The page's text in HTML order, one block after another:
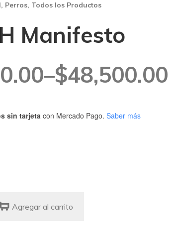
, Perros, Todos los Productos
Manifesto
–$48,500.00
sin tarjeta con Mercado Pago. Saber más
Agregar al carrito